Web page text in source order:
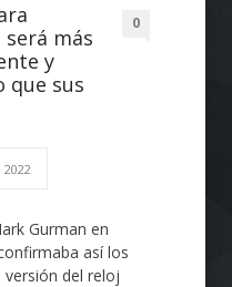
más
y
que sus
0
Gurman en
así los
del reloj